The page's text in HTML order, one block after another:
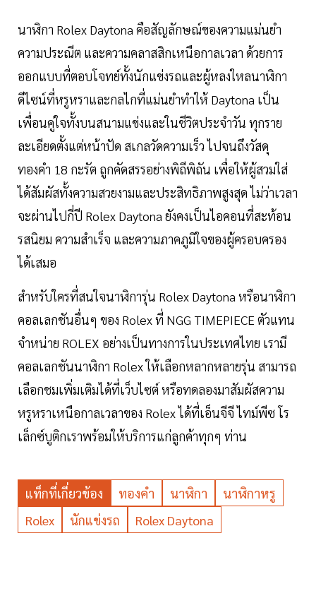
นาฬิกา Rolex Daytona คือสัญลักษณ์ของความแม่นยำ
ความประณีต และความคลาสสิกเหนือกาลเวลา ด้วยการ
ออกแบบที่ตอบโจทย์ทั้งนักแข่งรถและผู้หลงใหลนาฬิกา
ดีไซน์ที่หรูหราและกลไกที่แม่นยำทำให้ Daytona เป็น
เพื่อนคู่ใจทั้งบนสนามแข่งและในชีวิตประจำวัน ทุกราย
ละเอียดตั้งแต่หน้าปัด สเกลวัดความเร็ว ไปจนถึงวัสดุ
ทองคำ 18 กะรัต ถูกคัดสรรอย่างพิถีพิถัน เพื่อให้ผู้สวมใส่
ได้สัมผัสทั้งความสวยงามและประสิทธิภาพสูงสุด ไม่ว่าเวลา
จะผ่านไปกี่ปี Rolex Daytona ยังคงเป็นไอคอนที่สะท้อน
รสนิยม ความสำเร็จ และความภาคภูมิใจของผู้ครอบครอง
ได้เสมอ
สำหรับใครที่สนใจนาฬิการุ่น Rolex Daytona หรือนาฬิกา
คอลเลกชันอื่นๆ ของ Rolex ที่ NGG TIMEPIECE ตัวแทน
จำหน่าย ROLEX อย่างเป็นทางการในประเทศไทย เรามี
คอลเลกชันนาฬิกา Rolex ให้เลือกหลากหลายรุ่น สามารถ
เลือกชมเพิ่มเติมได้ที่เว็บไซต์ หรือทดลองมาสัมผัสความ
หรูหราเหนือกาลเวลาของ Rolex ได้ที่เอ็นจีจี ไทม์พีซ โร
เล็กซ์บูติกเราพร้อมให้บริการแก่ลูกค้าทุกๆ ท่าน
แท็กที่เกี่ยวข้อง ทองคำ นาฬิกา
นาฬิกาหรู
Rolex
นักแข่งรถ Rolex Daytona